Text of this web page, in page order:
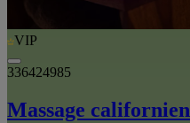
VIP
336424985
Massage